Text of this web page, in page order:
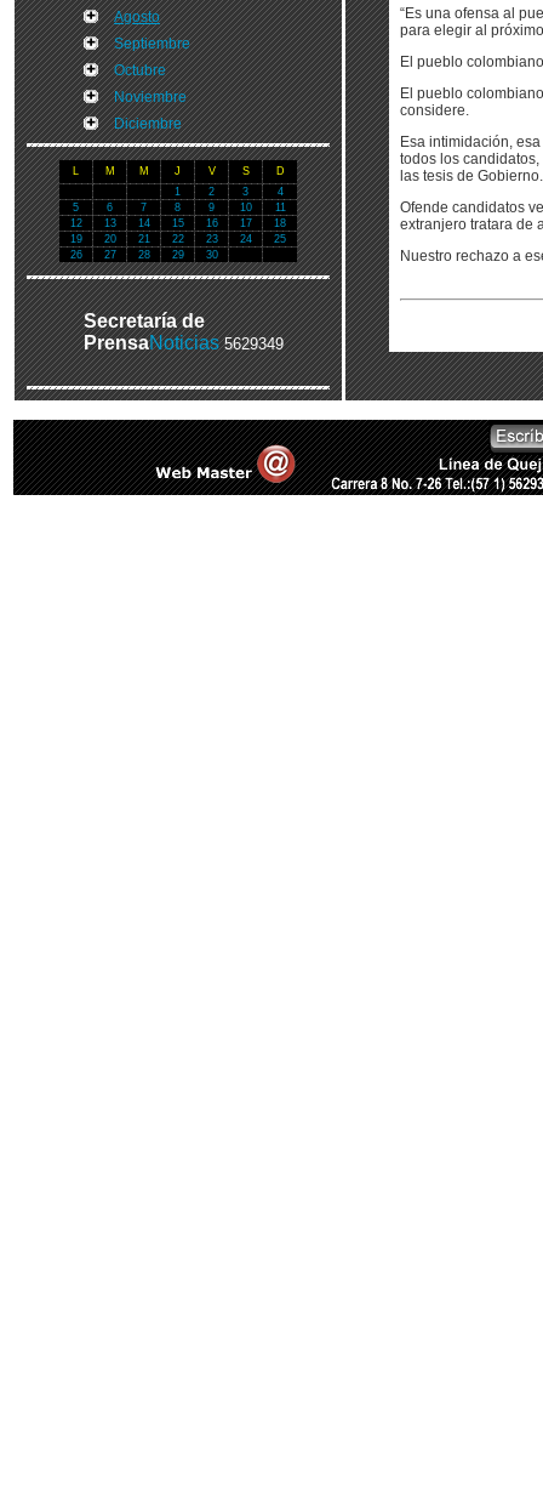
Agosto
Septiembre
Octubre
Noviembre
Diciembre
L M M J V S
D
1
2 3
4
5
6 7 8 9 10
11
12
13 14 15 16 17
18
19
20 21 22 23 24
25
26
27 28 29 30
Secretaría de
PrensaNoticias 5629349
“Es una ofensa al
para elegir al
El pueblo
El pueblo
considere.
Esa intimidación,
todos los
las tesis de Gobierno.
Ofende candidatos
extranjero tratara de
Nuestro rechazo a